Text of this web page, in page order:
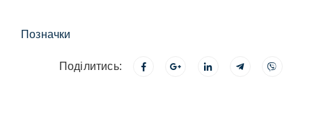
Позначки
Поділитись: